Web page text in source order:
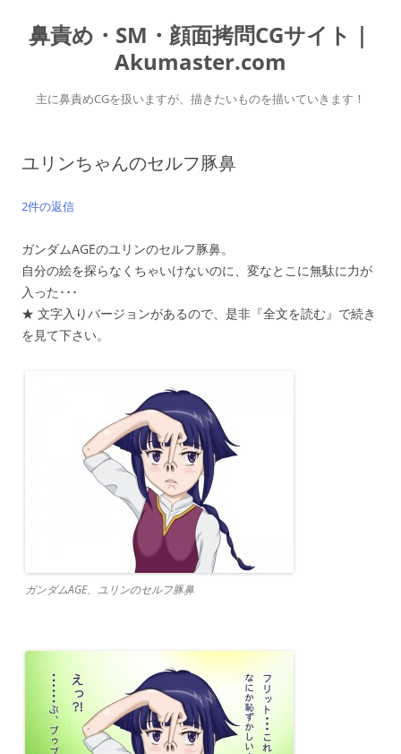
テ
ン
鼻責め・SM・顔面拷問CGサイト｜
Akumaster.com
主に鼻責めCGを扱いますが、描きたいものを描いていきます！
ユリンちゃんのセルフ豚鼻
2件の返信
ガンダムAGEのユリンのセルフ豚鼻。
自分の絵を探らなくちゃいけないのに、変なとこに無駄に力が
入った･･･
★ 文字入りバージョンがあるので、是非『全文を読む』で続き
を見て下さい。
ガンダムAGE、ユリンのセルフ豚鼻